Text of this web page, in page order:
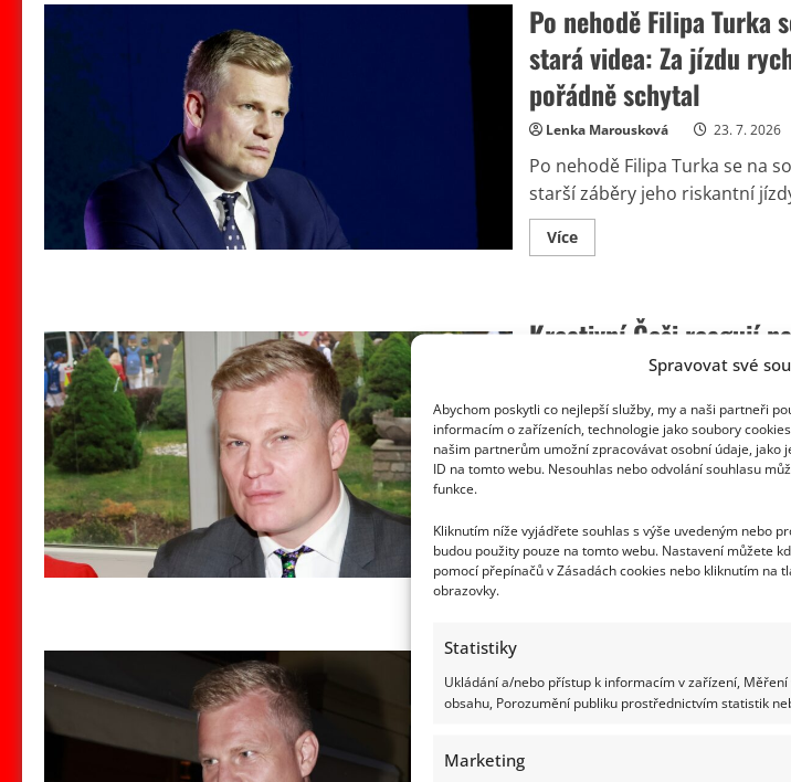
Spravovat své
Abychom poskytli co nejlepší služby, my a naši partneři
informacím o zařízeních, technologie jako soubory
našim partnerům umožní zpracovávat osobní údaje, jako
ID na tomto webu. Nesouhlas nebo odvolání souhlasu
funkce.
Kliknutím níže vyjádřete souhlas s výše uvedeným nebo
budou použity pouze na tomto webu. Nastavení můžete
pomocí přepínačů v Zásadách cookies nebo kliknutím na
obrazovky.
Statistiky
Ukládání a/nebo přístup k informacím v zařízení,
obsahu, Porozumění publiku prostřednictvím statistik
Marketing
podal
Deník
N:
Obviněním
ze
lži
a
zmínkou
o
pochybném
financování
vyvolal
silné
reakce
Po nehodě Filipa Turka
stará videa: Za jízdu
pořádně schytal
Lenka Marousková 23. 7. 2026
Po nehodě Filipa Turka se na
starší záběry jeho riskantní
VíceRead
more
Turka
stará
videa:
Za
jízdu
rychlostí
pořádně
schytal
Kreativní Češi reagují
Turka: U křižovatky
internet zaplavily další
Lenka Marousková 21. 7. 2026
Nehoda Filipa Turka u I. P.
v...
VíceRead
nehodu
Filipa
Turka:
Filip Turek dostal od
vysoké pokuty: Lidé se